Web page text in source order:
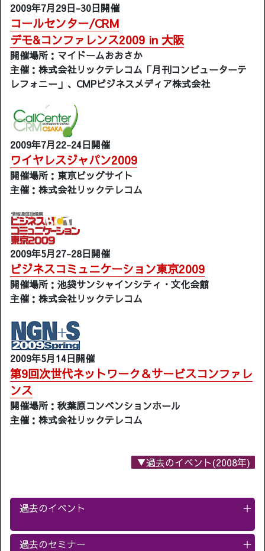
2009年7月29日-30日開催
コールセンター/CRM
デモ&コンファレンス2009 in 大阪
開催場所：マイドームおおさか
主催：株式会社リックテレコム「月刊コンピューターテ
レフォニー」、CMPビジネスメディア株式会社
2009年7月22-24日開催
ワイヤレスジャパン2009
開催場所：東京ビッグサイト
主催：株式会社リックテレコム
2009年5月27-28日開催
ビジネスコミュニケーション東京2009
開催場所：池袋サンシャインシティ・文化会館
主催：株式会社リックテレコム
2009年5月14日開催
第9回次世代ネットワーク＆サービスコンファレ
ンス
開催場所：秋葉原コンベンションホール
主催：株式会社リックテレコム
▼過去のイベント(2008年)
過去のイベント ＋
過去のセミナー ＋